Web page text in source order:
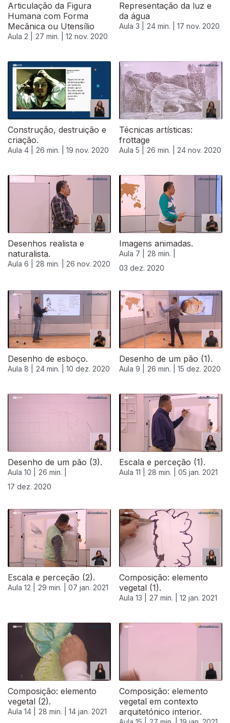
Articulação da Figura
Humana com Forma
Mecânica ou Utensílio
Aula 2 | 27 min. | 12 nov. 2020
Representação da luz e
da água
Aula 3 | 24 min. | 17 nov. 2020
Construção, destruição e
criação.
Aula 4 | 26 min. | 19 nov. 2020
Técnicas artísticas:
frottage
Aula 5 | 26 min. | 24 nov. 2020
Desenhos realista e
naturalista.
Aula 6 | 28 min. | 26 nov. 2020
Imagens animadas.
Aula 7 |
28 min. |
03 dez. 2020
Desenho de esboço.
Aula 8 | 24 min. | 10 dez. 2020
Desenho de um pão (1).
Aula 9 | 26 min. | 15 dez. 2020
Desenho de um pão (3).
Aula 10 |
26 min. |
17 dez. 2020
Escala e perceção (1).
Aula 11 | 28 min. | 05 jan. 2021
515475
Escala e perceção (2).
Aula 12 | 29 min. | 07 jan. 2021
Composição: elemento
vegetal (1).
Aula 13 | 27 min. | 12 jan. 2021
Composição: elemento
vegetal (2).
Aula 14 | 28 min. | 14 jan. 2021
Composição: elemento
vegetal em contexto
arquitetónico interior.